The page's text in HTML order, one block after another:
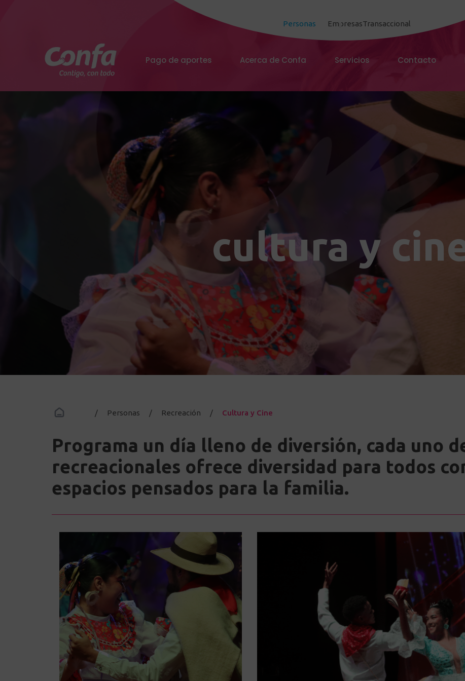
Personas EmpresasTransaccional
Pago de aportes Acerca de Confa Servicios Contacto
cultura y
/ Personas / Recreación / Cultura y Cine
Programa un día lleno de diversión, cada uno
recreacionales ofrece diversidad para todos
espacios pensados para la familia.